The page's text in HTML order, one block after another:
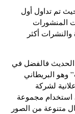
للإعلان إلى عام 1472، حيث تم تداول أول
أكثر
فالفضل في
البريطاني
حملة إعلانية لشركة
مجموعة
من الصور